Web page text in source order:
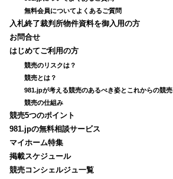
無料会員についてよくあるご質問
入札終了裁判所物件資料を御入用の方
お問合せ
はじめてご利用の方
競売のリスクは？
競売とは？
981.jpが考える競売のあるべき姿とこれからの競売
競売の仕組み
競売5つのポイント
981.jpの無料相談サービス
マイホーム特集
掲載スケジュール
競売コンシェルジュ一覧